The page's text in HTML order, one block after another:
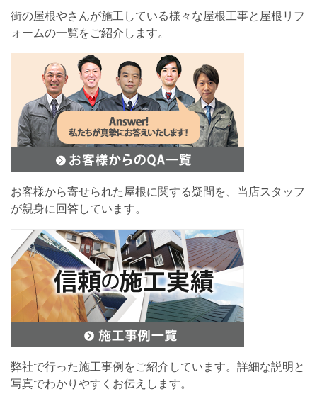
街の屋根やさんが施工している様々な屋根工事と屋根リフ
ォームの一覧をご紹介します。
お客様から寄せられた屋根に関する疑問を、当店スタッフ
が親身に回答しています。
弊社で行った施工事例をご紹介しています。詳細な説明と
写真でわかりやすくお伝えします。